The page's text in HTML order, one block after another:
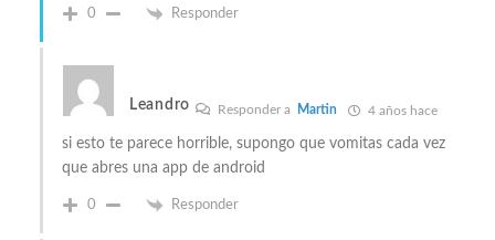
0 Responder
Leandro Responder a Martin 4 años hace
si esto te parece horrible, supongo que vomitas cada vez
que abres una app de android
0 Responder